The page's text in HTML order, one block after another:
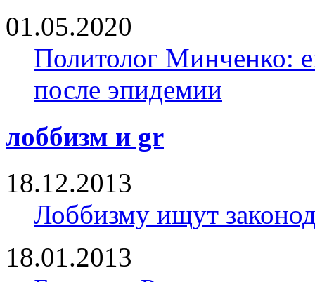
01.05.2020
Политолог Минченко:
после эпидемии
лоббизм и gr
18.12.2013
Лоббизму ищут
18.01.2013